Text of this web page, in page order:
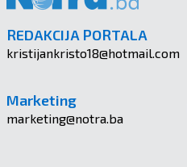
REDAKCIJA PORTALA
kristijankristo18@hotmail.com
Marketing
marketing@notra.ba